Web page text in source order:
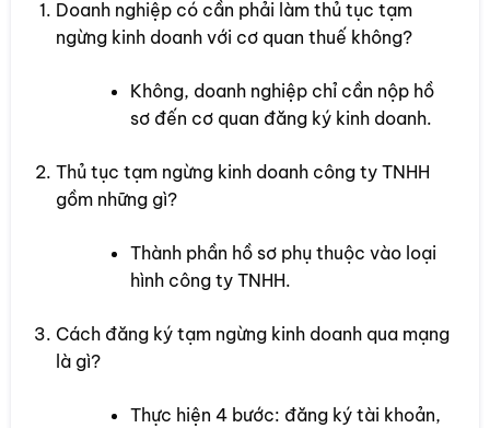
Doanh nghiệp có cần phải làm thủ tục tạm
ngừng kinh doanh với cơ quan thuế không?
Không, doanh nghiệp chỉ cần nộp hồ
sơ đến cơ quan đăng ký kinh doanh.
Thủ tục tạm ngừng kinh doanh công ty TNHH
gồm những gì?
Thành phần hồ sơ phụ thuộc vào loại
hình công ty TNHH.
Cách đăng ký tạm ngừng kinh doanh qua mạng
là gì?
Thực hiện 4 bước: đăng ký tài khoản,